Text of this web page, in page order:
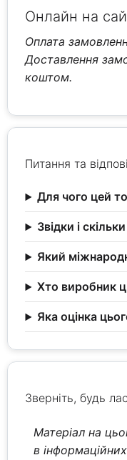
Онлайн на
Оплата
Доставлення
коштом.
Питання та
Для чого цей
Звідки і
Який
Хто виробник
Яка оцінка
Зверніть, будь
Матеріал на
в